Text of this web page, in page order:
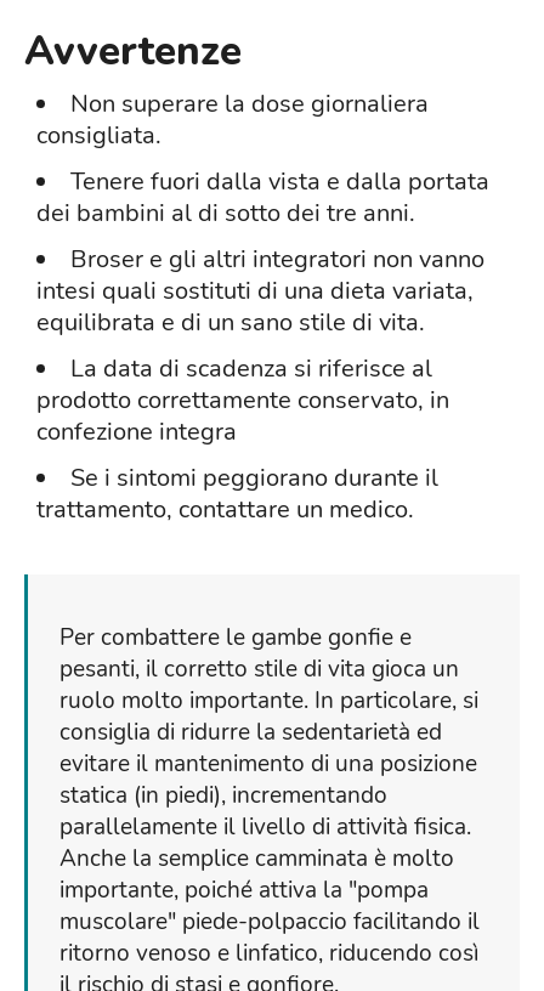
Avvertenze
Non superare la dose giornaliera
consigliata.
Tenere fuori dalla vista e dalla portata
dei bambini al di sotto dei tre anni.
Broser e gli altri integratori non vanno
intesi quali sostituti di una dieta variata,
equilibrata e di un sano stile di vita.
La data di scadenza si riferisce al
prodotto correttamente conservato, in
confezione integra
Se i sintomi peggiorano durante il
trattamento, contattare un medico.
Per combattere le gambe gonfie e
pesanti, il corretto stile di vita gioca un
ruolo molto importante. In particolare, si
consiglia di ridurre la sedentarietà ed
evitare il mantenimento di una posizione
statica (in piedi), incrementando
parallelamente il livello di attività fisica.
Anche la semplice camminata è molto
importante, poiché attiva la "pompa
muscolare" piede-polpaccio facilitando il
ritorno venoso e linfatico, riducendo così